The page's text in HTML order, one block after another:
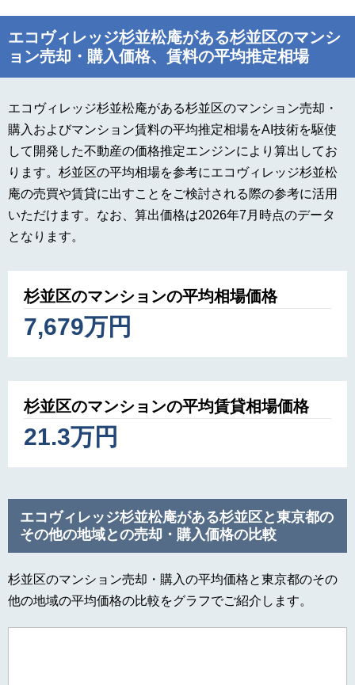
エコヴィレッジ杉並松庵がある杉並区のマンシ
ョン売却・購入価格、賃料の平均推定相場
エコヴィレッジ杉並松庵がある杉並区のマンション売却・
購入およびマンション賃料の平均推定相場をAI技術を駆使
して開発した不動産の価格推定エンジンにより算出してお
ります。杉並区の平均相場を参考にエコヴィレッジ杉並松
庵の売買や賃貸に出すことをご検討される際の参考に活用
いただけます。なお、算出価格は2026年7月時点のデータ
となります。
杉並区のマンションの平均相場価格
7,679万円
杉並区のマンションの平均賃貸相場価格
21.3万円
エコヴィレッジ杉並松庵がある杉並区と東京都の
その他の地域との売却・購入価格の比較
杉並区のマンション売却・購入の平均価格と東京都のその
他の地域の平均価格の比較をグラフでご紹介します。